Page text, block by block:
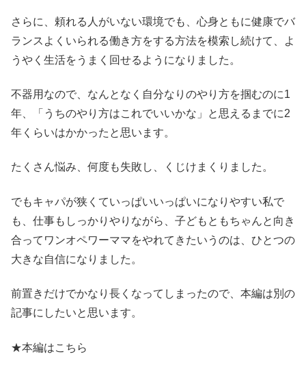
さらに、頼れる人がいない環境でも、心身ともに健康でバ
ランスよくいられる働き方をする方法を模索し続けて、よ
うやく生活をうまく回せるようになりました。
不器用なので、なんとなく自分なりのやり方を掴むのに1
年、「うちのやり方はこれでいいかな」と思えるまでに2
年くらいはかかったと思います。
たくさん悩み、何度も失敗し、くじけまくりました。
でもキャパが狭くていっぱいいっぱいになりやすい私で
も、仕事もしっかりやりながら、子どもともちゃんと向き
合ってワンオペワーママをやれてきたいうのは、ひとつの
大きな自信になりました。
前置きだけでかなり長くなってしまったので、本編は別の
記事にしたいと思います。
★本編はこちら